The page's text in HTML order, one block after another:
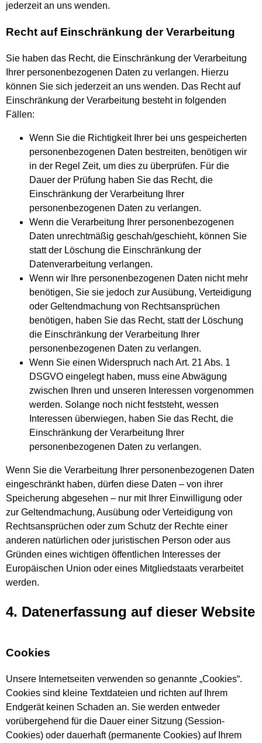
jederzeit an uns wenden.
Recht auf Einschränkung der Verarbeitung
Sie haben das Recht, die Einschränkung der Verarbeitung
Ihrer personenbezogenen Daten zu verlangen. Hierzu
können Sie sich jederzeit an uns wenden. Das Recht auf
Einschränkung der Verarbeitung besteht in folgenden
Fällen:
Wenn Sie die Richtigkeit Ihrer bei uns gespeicherten
personenbezogenen Daten bestreiten, benötigen wir
in der Regel Zeit, um dies zu überprüfen. Für die
Dauer der Prüfung haben Sie das Recht, die
Einschränkung der Verarbeitung Ihrer
personenbezogenen Daten zu verlangen.
Wenn die Verarbeitung Ihrer personenbezogenen
Daten unrechtmäßig geschah/geschieht, können Sie
statt der Löschung die Einschränkung der
Datenverarbeitung verlangen.
Wenn wir Ihre personenbezogenen Daten nicht mehr
benötigen, Sie sie jedoch zur Ausübung, Verteidigung
oder Geltendmachung von Rechtsansprüchen
benötigen, haben Sie das Recht, statt der Löschung
die Einschränkung der Verarbeitung Ihrer
personenbezogenen Daten zu verlangen.
Wenn Sie einen Widerspruch nach Art. 21 Abs. 1
DSGVO eingelegt haben, muss eine Abwägung
zwischen Ihren und unseren Interessen vorgenommen
werden. Solange noch nicht feststeht, wessen
Interessen überwiegen, haben Sie das Recht, die
Einschränkung der Verarbeitung Ihrer
personenbezogenen Daten zu verlangen.
Wenn Sie die Verarbeitung Ihrer personenbezogenen Daten
eingeschränkt haben, dürfen diese Daten – von ihrer
Speicherung abgesehen – nur mit Ihrer Einwilligung oder
zur Geltendmachung, Ausübung oder Verteidigung von
Rechtsansprüchen oder zum Schutz der Rechte einer
anderen natürlichen oder juristischen Person oder aus
Gründen eines wichtigen öffentlichen Interesses der
Europäischen Union oder eines Mitgliedstaats verarbeitet
werden.
4. Datenerfassung auf dieser Website
Cookies
Unsere Internetseiten verwenden so genannte „Cookies“.
Cookies sind kleine Textdateien und richten auf Ihrem
Endgerät keinen Schaden an. Sie werden entweder
vorübergehend für die Dauer einer Sitzung (Session-
Cookies) oder dauerhaft (permanente Cookies) auf Ihrem